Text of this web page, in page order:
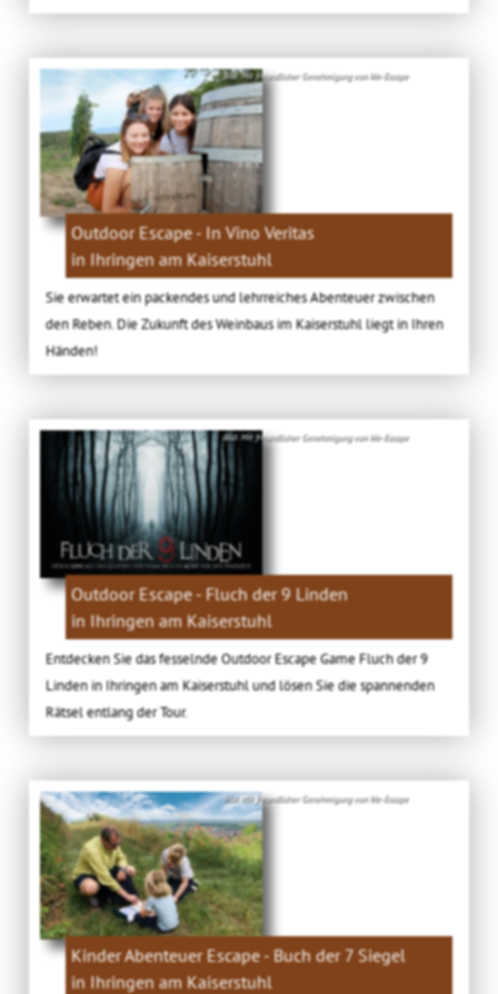
Bild: Mit freundlicher Genehmigung von We-Escape
Outdoor Escape - In Vino Veritas
in Ihringen am Kaiserstuhl
Sie erwartet ein packendes und lehrreiches Abenteuer zwischen
den Reben. Die Zukunft des Weinbaus im Kaiserstuhl liegt in Ihren
Händen!
Bild: Mit freundlicher Genehmigung von We-Escape
Outdoor Escape - Fluch der 9 Linden
in Ihringen am Kaiserstuhl
Entdecken Sie das fesselnde Outdoor Escape Game Fluch der 9
Linden in Ihringen am Kaiserstuhl und lösen Sie die spannenden
Rätsel entlang der Tour.
Bild: Mit freundlicher Genehmigung von We-Escape
Kinder Abenteuer Escape - Buch der 7 Siegel
in Ihringen am Kaiserstuhl